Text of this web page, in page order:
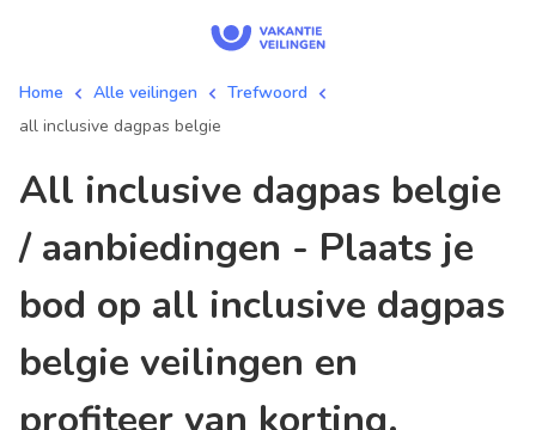
Home Alle veilingen
Trefwoord
all inclusive dagpas belgie
all inclusive dagpas belgie
/ aanbiedingen - Plaats je
bod op all inclusive dagpas
belgie veilingen en